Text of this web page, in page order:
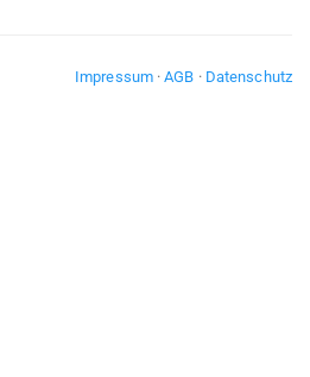
Impressum·AGB · Datenschutz